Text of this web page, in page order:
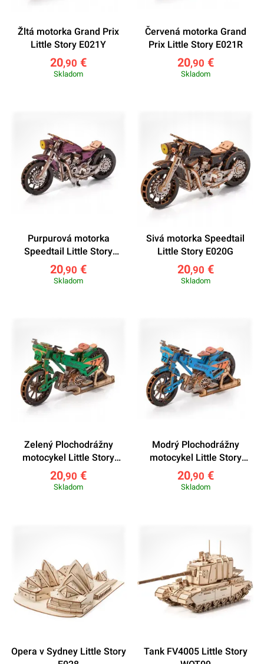
Žltá motorka Grand Prix
Little Story E021Y
20,90 €
Skladom
Červená motorka Grand
Prix Little Story E021R
20,90 €
Skladom
Purpurová motorka
Speedtail Little Story
E020P
20,90 €
Skladom
Sivá motorka Speedtail
Little Story E020G
20,90 €
Skladom
Zelený Plochodrážny
motocykel Little Story
E019G
20,90 €
Skladom
Modrý Plochodrážny
motocykel Little Story
E019B
20,90 €
Skladom
Opera v Sydney Little Story
Tank FV4005 Little Story